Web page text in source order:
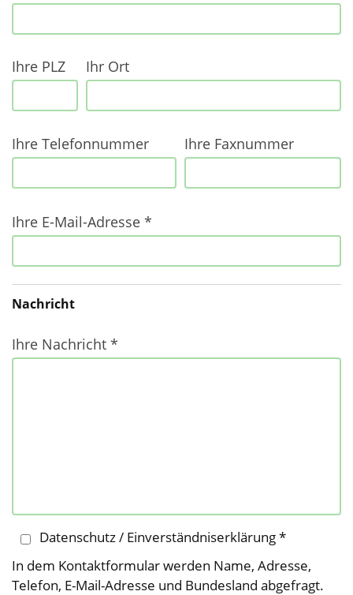
Ihre PLZ Ihr Ort
Ihre Telefonnummer Ihre Faxnummer
Ihre E-Mail-Adresse *
Nachricht
Ihre Nachricht *
Datenschutz / Einverständniserklärung *
In dem Kontaktformular werden Name, Adresse,
Telefon, E-Mail-Adresse und Bundesland abgefragt.